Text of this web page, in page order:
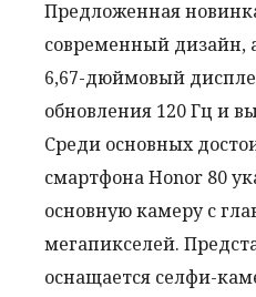
Предложенная
современный дизайн,
6,67-дюймовый
обновления 120 Гц и
Среди основных
смартфона Honor 80
основную камеру с
мегапикселей.
оснащается селфи-